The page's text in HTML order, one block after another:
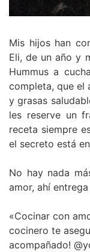
Mis hijos han
Eli, de un año y
Hummus a
completa, que el
y grasas
les reserve un
receta siempre
el secreto está
No hay nada
amor, ahí
«Cocinar con
cocinero te
acompañado!